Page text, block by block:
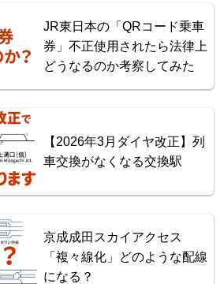
線略図 福島・仙台・秋田・八戸
臨海鉄道
JR東日本の「QRコード乗車
券」不正使用されたら法律上
どうなるのか考察してみた
【2026年3月ダイヤ改正】列
車交換がなくなる交換駅
京成成田スカイアクセス
「複々線化」どのような配線
になる？